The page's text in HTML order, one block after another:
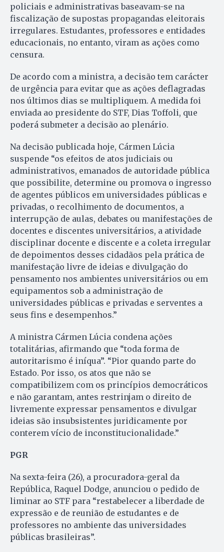
policiais e administrativas baseavam-se na
fiscalização de supostas propagandas eleitorais
irregulares. Estudantes, professores e entidades
educacionais, no entanto, viram as ações como
censura.
De acordo com a ministra, a decisão tem carácter
de urgência para evitar que as ações deflagradas
nos últimos dias se multipliquem. A medida foi
enviada ao presidente do STF, Dias Toffoli, que
poderá submeter a decisão ao plenário.
Na decisão publicada hoje, Cármen Lúcia
suspende “os efeitos de atos judiciais ou
administrativos, emanados de autoridade pública
que possibilite, determine ou promova o ingresso
de agentes públicos em universidades públicas e
privadas, o recolhimento de documentos, a
interrupção de aulas, debates ou manifestações de
docentes e discentes universitários, a atividade
disciplinar docente e discente e a coleta irregular
de depoimentos desses cidadãos pela prática de
manifestação livre de ideias e divulgação do
pensamento nos ambientes universitários ou em
equipamentos sob a administração de
universidades públicas e privadas e serventes a
seus fins e desempenhos.”
A ministra Cármen Lúcia condena ações
totalitárias, afirmando que “toda forma de
autoritarismo é iníqua”. “Pior quando parte do
Estado. Por isso, os atos que não se
compatibilizem com os princípios democráticos
e não garantam, antes restrinjam o direito de
livremente expressar pensamentos e divulgar
ideias são insubsistentes juridicamente por
conterem vício de inconstitucionalidade.”
PGR
Na sexta-feira (26), a procuradora-geral da
República, Raquel Dodge, anunciou o pedido de
liminar ao STF para “restabelecer a liberdade de
expressão e de reunião de estudantes e de
professores no ambiente das universidades
públicas brasileiras”.